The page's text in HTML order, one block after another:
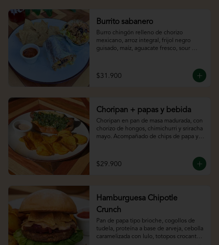
Burrito sabanero
Burro chingón relleno de chorizo
mexicano, arroz integral, frijol negro
guisado, maíz, aguacate fresco, sour
$31.900
Choripan + papas y bebida
Choripan en pan de masa madurada, con
chorizo de hongos, chimichurri y sriracha
mayo. Acompañado de chips de papa y
$29.900
Hamburguesa Chipotle
Crunch
Pan de papa tipo brioche, cogollos de
tudela, proteína a base de arveja, cebolla
caramelizada con lulo, totopos crocantes